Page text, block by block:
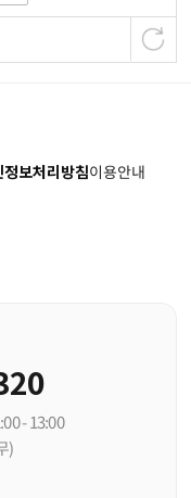
정보처리방침이용안내
- 13:00
)